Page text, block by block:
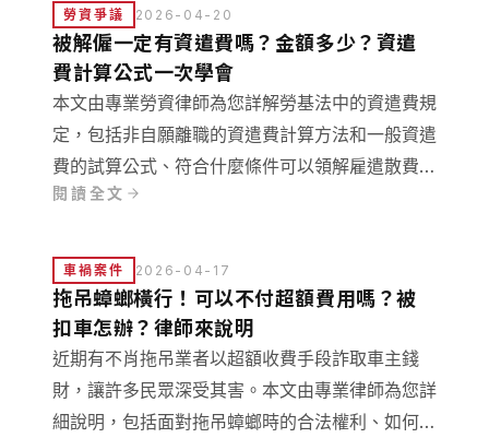
收拿回來等實用法律知識！
勞資爭議 2026-04-20
被解僱一定有資遣費嗎？金額多少？資遣
費計算公式一次學會
本文由專業勞資律師為您詳解勞基法中的資遣費規
定，包括非自願離職的資遣費計算方法和一般資遣
費的試算公式、符合什麼條件可以領解雇遣散費等
常見疑問。若您對資遣費怎麼算仍有疑問，歡迎參
閱讀全文
車禍案件 2026-04-17
拖吊蟑螂橫行！可以不付超額費用嗎？被
扣車怎辦？律師來說明
近期有不肖拖吊業者以超額收費手段詐取車主錢
財，讓許多民眾深受其害。本文由專業律師為您詳
細說明，包括面對拖吊蟑螂時的合法權利、如何保